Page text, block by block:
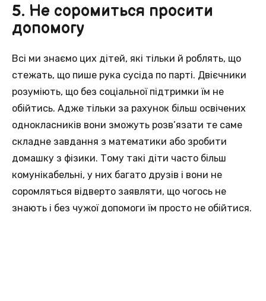
5. Не соромиться просити
допомогу
Всі ми знаємо цих дітей, які тільки й роблять, що
стежать, що пише рука сусіда по парті. Двієчники
розуміють, що без соціальної підтримки їм не
обійтись. Адже тільки за рахунок більш освічених
однокласників вони зможуть розв’язати те саме
складне завдання з математики або зробити
домашку з фізики. Тому такі діти часто більш
комунікабельні, у них багато друзів і вони не
соромляться відверто заявляти, що чогось не
знають і без чужої допомоги їм просто не обійтися.